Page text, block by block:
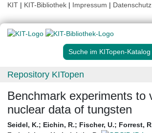
KIT | KIT-Bibliothek | Impressum | Datenschutz
Suche im KITopen-Katalog
Repository KITopen
Benchmark experiments to
nuclear data of tungsten
Seidel, K.; Eichin, R.; Fischer, U.; Forrest,